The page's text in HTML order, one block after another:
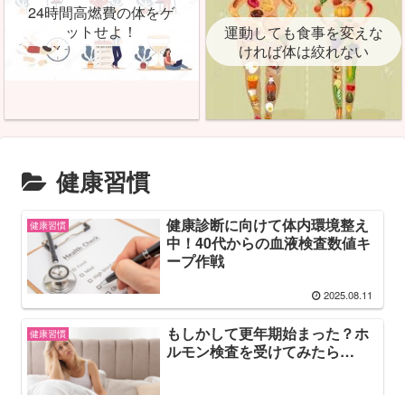
24時間高燃費の体をゲ
ットせよ！
運動しても食事を変えな
ければ体は絞れない
健康習慣
健康習慣
健康診断に向けて体内環境整え
中！40代からの血液検査数値キ
ープ作戦
2025.08.11
健康習慣
もしかして更年期始まった？ホ
ルモン検査を受けてみたら…